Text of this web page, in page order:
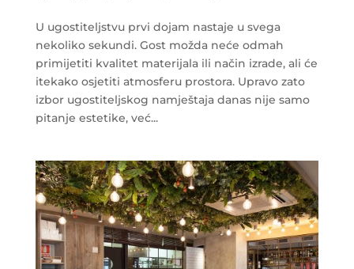
U ugostiteljstvu prvi dojam nastaje u svega
nekoliko sekundi. Gost možda neće odmah
primijetiti kvalitet materijala ili način izrade, ali će
itekako osjetiti atmosferu prostora. Upravo zato
izbor ugostiteljskog namještaja danas nije samo
pitanje estetike, već...